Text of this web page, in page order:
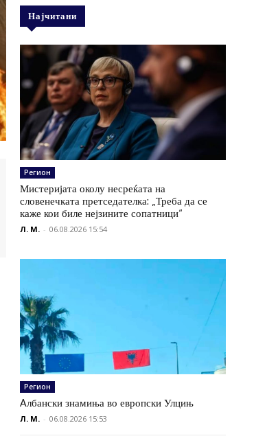
Најчитани
Регион
Мистеријата околу несреќата на
словенечката претседателка: „Треба да се
каже кои биле нејзините сопатници“
Л. М. - 06.08.2026 15:54
Регион
Aлбански знамиња во европски Улцињ
Л. М. - 06.08.2026 15:53